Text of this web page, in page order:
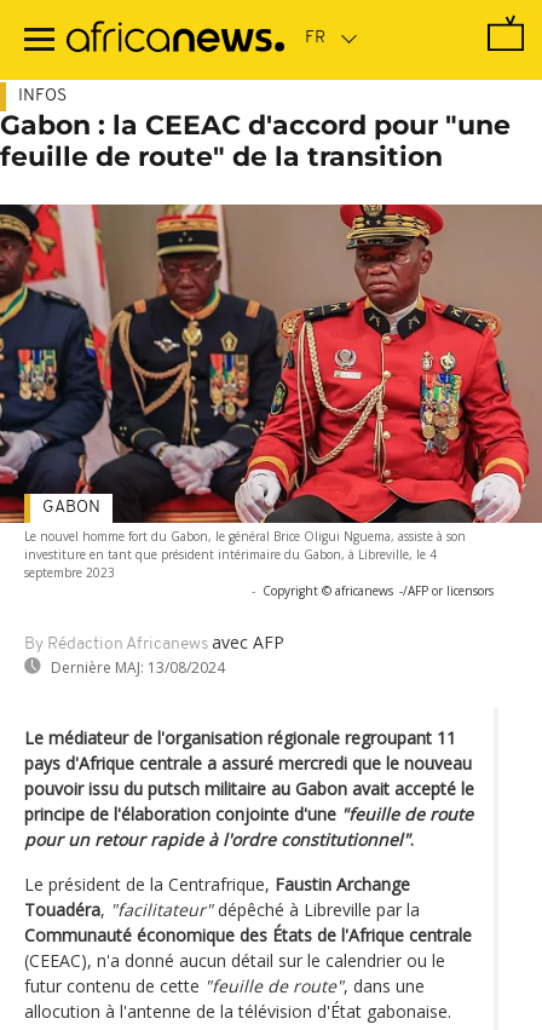
contenu
INFOS
Gabon : la CEEAC d'accord pour "une
feuille de route" de la transition
Le nouvel homme fort du Gabon, le général Brice Oligui Nguema, assiste à son
investiture en tant que président intérimaire du Gabon, à Libreville, le 4
septembre 2023
- Copyright © africanews -/AFP or licensors
By Rédaction Africanews avec AFP
Dernière MAJ: 13/08/2024
GABON
Le médiateur de l'organisation régionale regroupant 11
pays d'Afrique centrale a assuré mercredi que le nouveau
pouvoir issu du putsch militaire au Gabon avait accepté le
principe de l'élaboration conjointe d'une "feuille de route
pour un retour rapide à l'ordre constitutionnel".
Le président de la Centrafrique, Faustin Archange
Touadéra, "facilitateur"dépêché à Libreville par la
Communauté économique des États de l'Afrique centrale
(CEEAC), n'a donné aucun détail sur le calendrier ou le
futur contenu de cette "feuille de route", dans une
allocution à l'antenne de la télévision d'État gabonaise.